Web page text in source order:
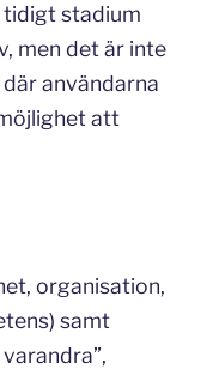
stadium
men det är inte
användarna
att
organisation,
samt